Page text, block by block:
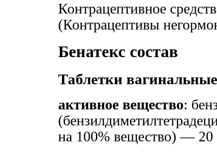
Контрацептивное
(Контрацептивы
Бенатекс состав
Таблетки
активное вещество:
на 100% вещество) — 20